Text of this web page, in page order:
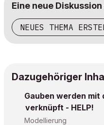
Eine neue
NEUES THEMA
Dazugehöriger
Gauben werden
verknüpft - HELP!
Modellierung